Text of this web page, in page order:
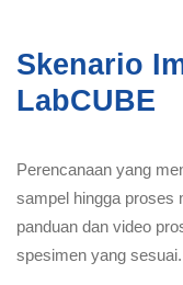
Skenario
LabCUBE
Perencanaan yang
sampel hingga proses
panduan dan video
spesimen yang sesuai.